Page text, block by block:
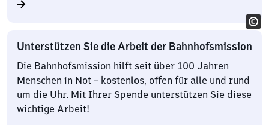
Unterstützen Sie die Arbeit der Bahnhofsmission
Die Bahnhofsmission hilft seit über 100 Jahren
Menschen in Not – kostenlos, offen für alle und rund
um die Uhr. Mit Ihrer Spende unterstützen Sie diese
wichtige Arbeit!